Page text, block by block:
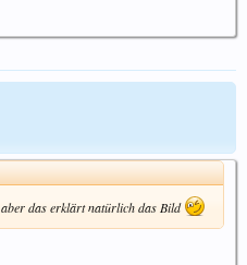
das erklärt natürlich das Bild